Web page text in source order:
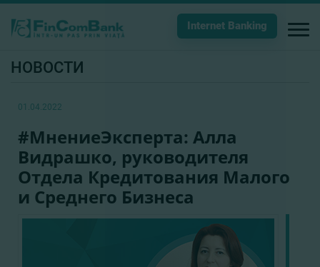
Internet Banking
НОВОСТИ
01.04.2022
#МнениеЭксперта: Алла
Видрашко, руководителя
Отдела Кредитования Малого
и Среднего Бизнеса